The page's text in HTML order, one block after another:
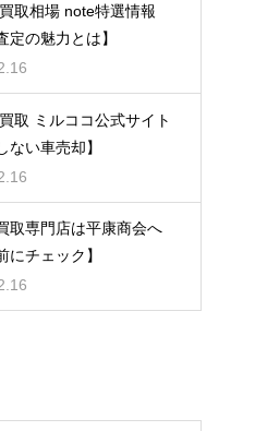
取相場 note特選情報
定の魅力とは】
取 ミルココ公式サイト
ない車売却】
取専門店は平康商会へ
にチェック】